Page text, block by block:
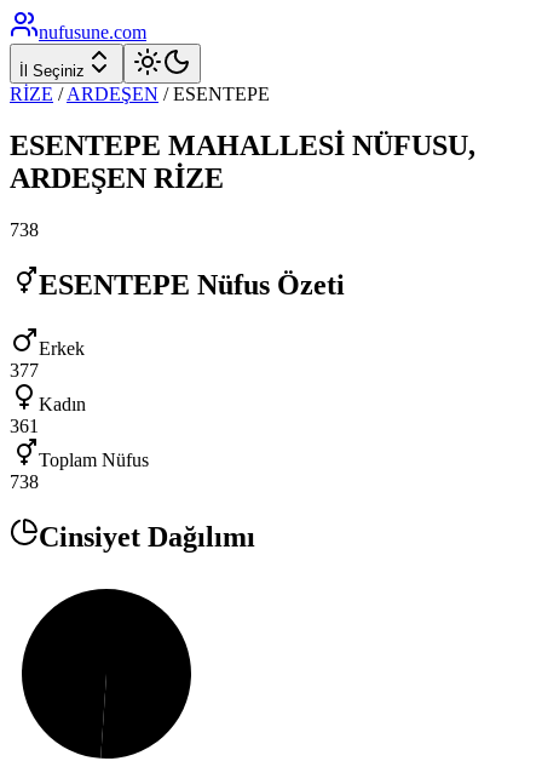
nufusune.com
İl Seçiniz
RİZE / ARDEŞEN /ESENTEPE
ESENTEPE MAHALLESİ NÜFUSU,
ARDEŞEN RİZE
738
ESENTEPE Nüfus Özeti
Erkek
377
Kadın
361
Toplam Nüfus
738
Cinsiyet Dağılımı